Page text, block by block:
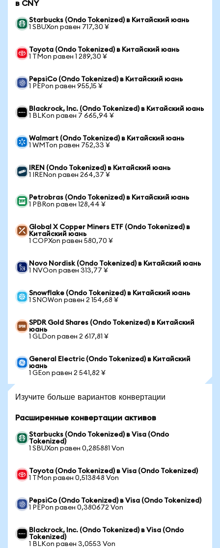
в CNY
Starbucks (Ondo Tokenized) в Китайский юань
1 SBUXon равен 717,30 ¥
Toyota (Ondo Tokenized) в Китайский юань
1 TMon равен 1 289,30 ¥
PepsiCo (Ondo Tokenized) в Китайский юань
1 PEPon равен 955,15 ¥
Blackrock, Inc. (Ondo Tokenized) в Китайский юань
1 BLKon равен 7 665,94 ¥
Walmart (Ondo Tokenized) в Китайский юань
1 WMTon равен 752,33 ¥
IREN (Ondo Tokenized) в Китайский юань
1 IRENon равен 264,37 ¥
Petrobras (Ondo Tokenized) в Китайский юань
1 PBRon равен 128,44 ¥
Global X Copper Miners ETF (Ondo Tokenized) в
Китайский юань
1 COPXon равен 580,70 ¥
Novo Nordisk (Ondo Tokenized) в Китайский юань
1 NVOon равен 313,77 ¥
Snowflake (Ondo Tokenized) в Китайский юань
1 SNOWon равен 2 154,68 ¥
SPDR Gold Shares (Ondo Tokenized) в Китайский
юань
1 GLDon равен 2 617,81 ¥
General Electric (Ondo Tokenized) в Китайский
юань
1 GEon равен 2 541,82 ¥
Изучите больше вариантов конвертации
Расширенные конвертации активов
Starbucks (Ondo Tokenized) в Visa (Ondo
Tokenized)
1 SBUXon равен 0,285881 Von
Toyota (Ondo Tokenized) в Visa (Ondo Tokenized)
1 TMon равен 0,513848 Von
PepsiCo (Ondo Tokenized) в Visa (Ondo Tokenized)
1 PEPon равен 0,380672 Von
Blackrock, Inc. (Ondo Tokenized) в Visa (Ondo
Tokenized)
1 BLKon равен 3,0553 Von